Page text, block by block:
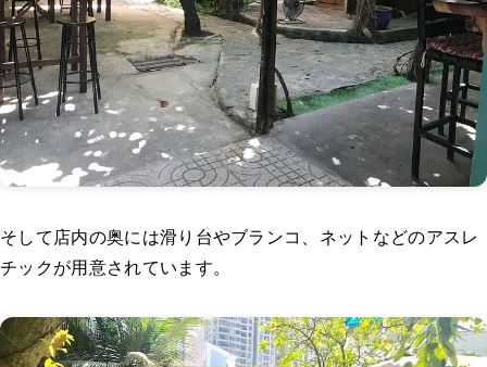
そして店内の奥には滑り台やブランコ、ネットなどのアスレ
チックが用意されています。